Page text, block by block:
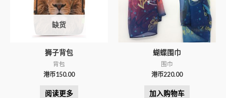
缺货
狮子背包
背包
港币150.00
阅读更多
蝴蝶围巾
围巾
港币220.00
加入购物车